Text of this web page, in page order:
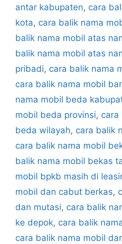
antar kabupaten, cara
kota, cara balik nama
balik nama mobil atas
balik nama mobil atas
pribadi, cara balik nama
cara balik nama mobil
nama mobil beda
mobil beda provinsi, cara
beda wilayah, cara balik
cara balik nama mobil
balik nama mobil bekas
mobil bpkb masih di
mobil dan cabut berkas,
dan mutasi, cara balik
ke depok, cara balik
cara balik nama mobil